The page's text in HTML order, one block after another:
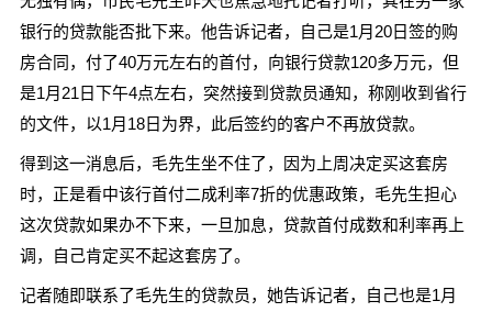
银行的贷款能否批下来。他告诉记者，自己是1月20日签的购
房合同，付了40万元左右的首付，向银行贷款120多万元，但
是1月21日下午4点左右，突然接到贷款员通知，称刚收到省行
的文件，以1月18日为界，此后签约的客户不再放贷款。
得到这一消息后，毛先生坐不住了，因为上周决定买这套房
时，正是看中该行首付二成利率7折的优惠政策，毛先生担心
这次贷款如果办不下来，一旦加息，贷款首付成数和利率再上
调，自己肯定买不起这套房了。
记者随即联系了毛先生的贷款员，她告诉记者，自己也是1月